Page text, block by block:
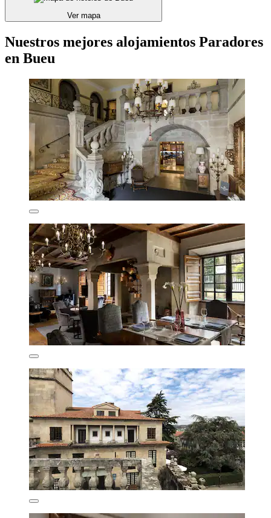
Ver mapa
Nuestros mejores alojamientos Paradores
en Bueu